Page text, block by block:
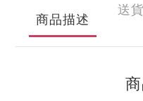
商品描述
送